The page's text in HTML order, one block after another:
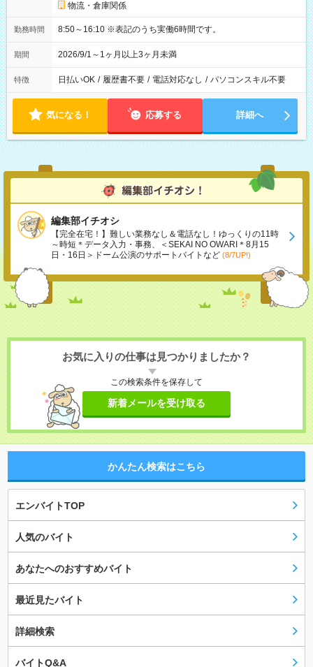
物流・倉庫関係
勤務時間 8:50～16:10 ※表記のうち実働6時間です。
期間 2026/9/1～1ヶ月以上3ヶ月未満
特徴 日払いOK / 履歴書不要 / 電話対応なし / パソコンスキル不要
気になる！ 応募する 詳細へ
編集部イチオシ
【完全在宅！】難しい業務なし＆電話なし！ゆっくりの11時
～時短＊データ入力・事務、＜SEKAI NO OWARI＊8月15
日・16日＞ドーム公演のサポートバイトなど (8/7UP!)
お気に入りの仕事は見つかりましたか？
この検索条件を保存して
新着メールを受け取る
かんたん検索はこちら
エンバイトTOP
人気のバイト
あなたへのおすすめバイト
最近見たバイト
詳細検索
バイトQ&A